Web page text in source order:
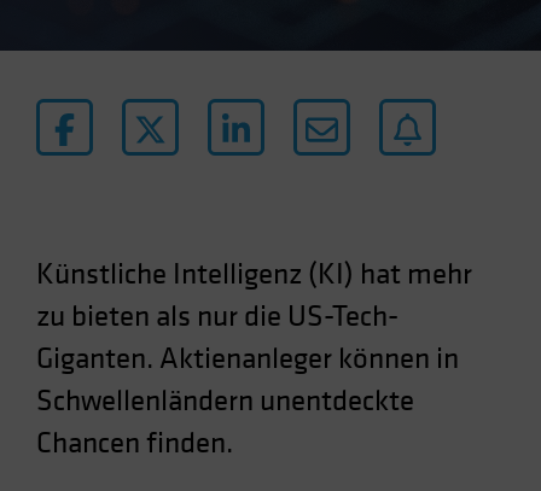
Netherlands
New Zealand
Singapore
South Korea - 대한민국
Spain
Sweden
Künstliche Intelligenz (KI) hat mehr
zu bieten als nur die US-Tech-
Giganten. Aktienanleger können in
Schwellenländern unentdeckte
Chancen finden.